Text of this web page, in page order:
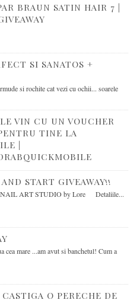
BRAUN SATIN HAIR 7 |
SI SANATOS +
si rochite cat vezi cu ochii... soarele
VIN CU UN VOUCHER
TINE LA
|
START GIVEAWAY!!
ART STUDIO by Lore Detaliile...
cea mare ...am avut si banchetul! Cum a
CASTIGA O PERECHE DE